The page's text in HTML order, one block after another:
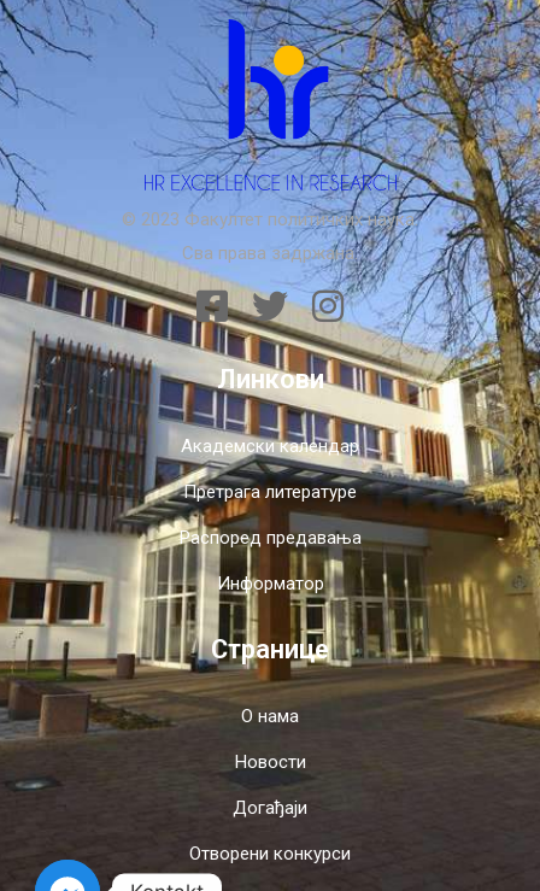
© 2023 Факултет политичких наука.
Сва права задржана.
Линкови
Академски календар
Претрага литературе
Распоред предавања
Информатор
Странице
О нама
Новости
Догађаји
Отворени конкурси